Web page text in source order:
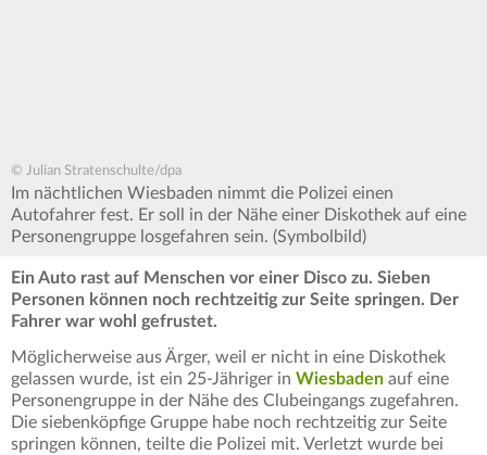
© Julian Stratenschulte/dpa
Im nächtlichen Wiesbaden nimmt die Polizei einen
Autofahrer fest. Er soll in der Nähe einer Diskothek auf eine
Personengruppe losgefahren sein. (Symbolbild)
Ein Auto rast auf Menschen vor einer Disco zu. Sieben
Personen können noch rechtzeitig zur Seite springen. Der
Fahrer war wohl gefrustet.
Möglicherweise aus Ärger, weil er nicht in eine Diskothek
gelassen wurde, ist ein 25-Jähriger in Wiesbaden auf eine
Personengruppe in der Nähe des Clubeingangs zugefahren.
Die siebenköpfige Gruppe habe noch rechtzeitig zur Seite
springen können, teilte die Polizei mit. Verletzt wurde bei